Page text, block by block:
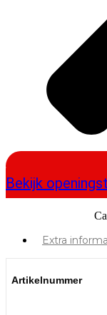
Bekijk
Extra
Artikelnummer